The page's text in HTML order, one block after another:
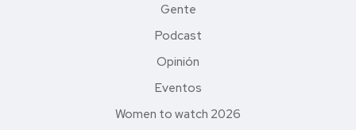
Gente
Podcast
Opinión
Eventos
Women to watch 2026